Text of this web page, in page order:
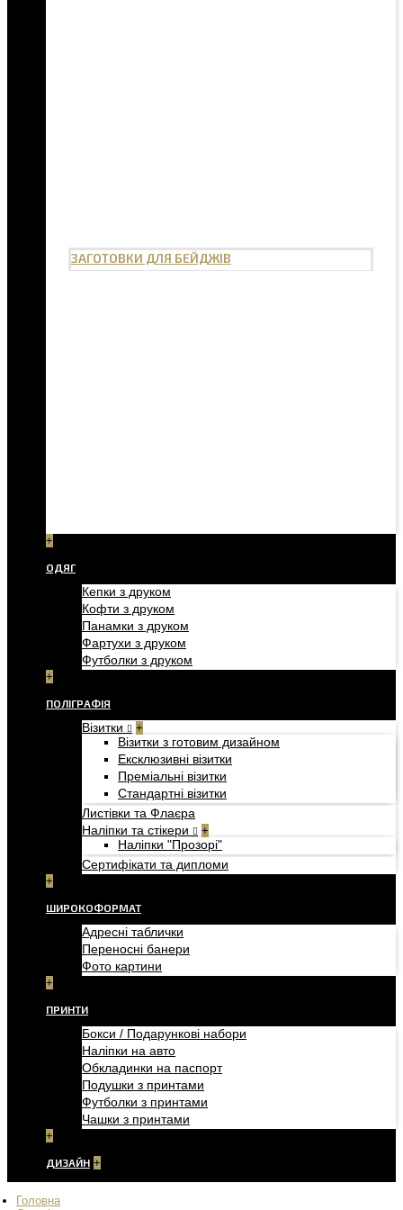
ЗАГОТОВКИ ДЛЯ БЕЙДЖІВ
+
ОДЯГ
Кепки з друком
Кофти з друком
Панамки з друком
Фартухи з друком
Футболки з друком
+
ПОЛІГРАФІЯ
Візитки +
Візитки з готовим дизайном
Ексклюзивні візитки
Преміальні візитки
Стандартні візитки
Листівки та Флаєра
Наліпки та стікери
+
Наліпки "Прозорі"
Сертифікати та дипломи
+
ШИРОКОФОРМАТ
Адресні таблички
Переносні банери
Фото картини
+
ПРИНТИ
Бокси / Подарункові набори
Наліпки на авто
Обкладинки на паспорт
Подушки з принтами
Футболки з принтами
Чашки з принтами
+
ДИЗАЙН +
Головна